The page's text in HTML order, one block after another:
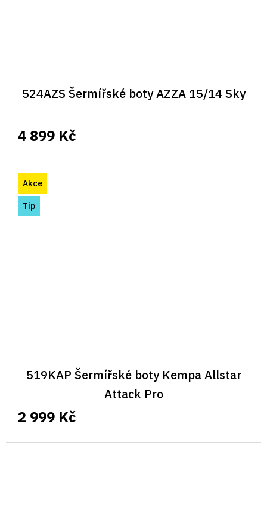
524AZS Šermířské boty AZZA 15/14 Sky
4 899 Kč
Akce
Tip
519KAP Šermířské boty Kempa Allstar
Attack Pro
2 999 Kč